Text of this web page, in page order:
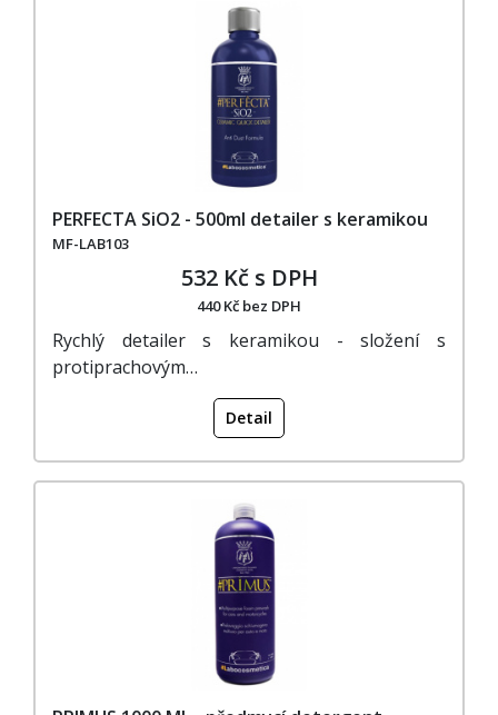
PERFECTA SiO2 - 500ml detailer s keramikou
MF-LAB103
532 Kč s DPH
440 Kč bez DPH
Rychlý detailer s keramikou - složení s
protiprachovým…
Detail